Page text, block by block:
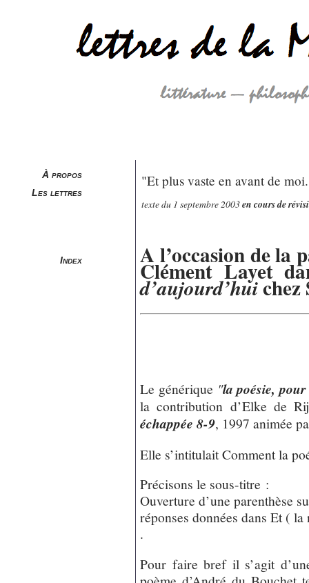
À propos
Les lettres
Index
"Et plus vaste en avant de
texte du 1 septembre 2003en cours de
A l’occasion de la
Clément Layet
d’aujourd’huichez
Le générique "la poésie,
la contribution d’Elke de
échappée 8-9, 1997 animée
Elle s’intitulait Comment la
Précisons le sous-titre :
Ouverture d’une parenthèse
réponses données dans Et (
.
Pour faire bref il s’agit